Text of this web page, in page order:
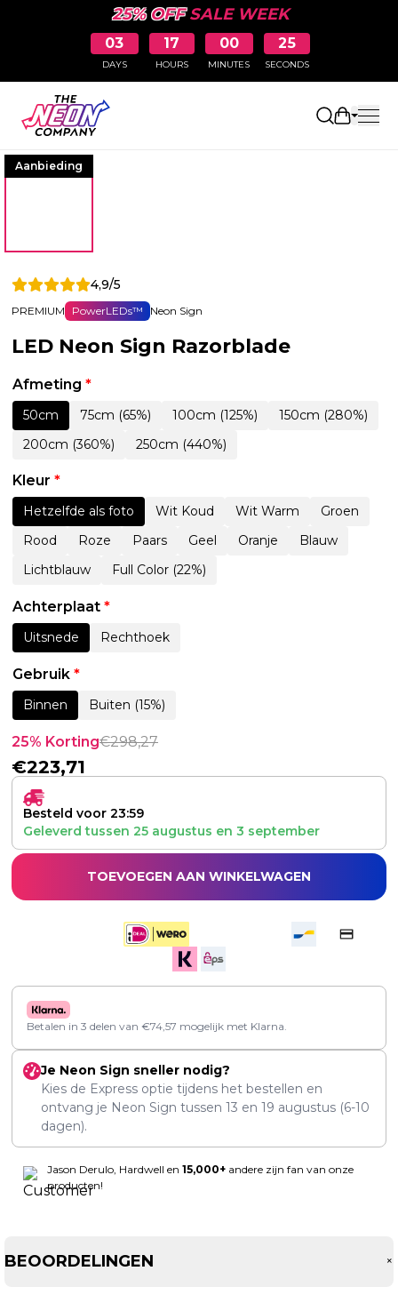
25% OFFSALE WEEK
03
DAYS
17
HOURS
00
MINUTES
25
SECONDS
Aanbieding
4,9/5
PREMIUM PowerLEDs™ Neon Sign
LED Neon Sign Razorblade
Afmeting *
50cm 75cm (65%) 100cm (125%)
150cm (280%)
200cm (360%)
250cm (440%)
Kleur *
Hetzelfde als foto Wit Koud Wit Warm
Groen
Rood
Roze Paars Geel Oranje
Blauw
Lichtblauw
Full Color (22%)
Achterplaat *
Uitsnede Rechthoek
Gebruik *
Binnen Buiten (15%)
25% Korting€298,27
€223,71
Besteld voor 23:59
Geleverd tussen 25 augustus en 3 september
TOEVOEGEN AAN WINKELWAGEN
Betalen in 3 delen van €74,57 mogelijk met Klarna.
Je Neon Sign sneller nodig?
Kies de Express optie tijdens het bestellen en
ontvang je Neon Sign tussen 13 en 19 augustus (6-10
dagen).
Jason Derulo, Hardwell en 15,000+ andere zijn fan van onze
producten!
BEOORDELINGEN +